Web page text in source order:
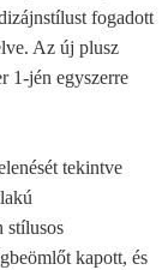
fogadott
Az új plusz
1-jén egyszerre
tekintve
stílusos
kapott, és